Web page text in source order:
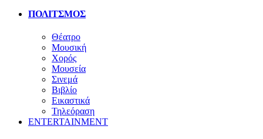
ΠΟΛΙΤΣΜΟΣ
Θέατρο
Μουσική
Χορός
Μουσεία
Σινεμά
Βιβλίο
Εικαστικά
Τηλεόραση
ENTERTAINMENT